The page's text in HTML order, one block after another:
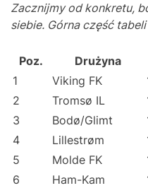
Zacznijmy od konkretu,
siebie. Górna część
Poz. Drużyna
1
Viking FK
2
Tromsø IL
3
Bodø/Glimt
4
Lillestrøm
5
Molde FK
6
Ham-Kam